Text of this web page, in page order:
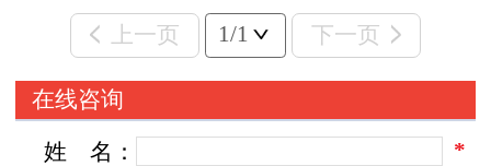
上一页 1/1 下一页
在线咨询
姓
名：
*